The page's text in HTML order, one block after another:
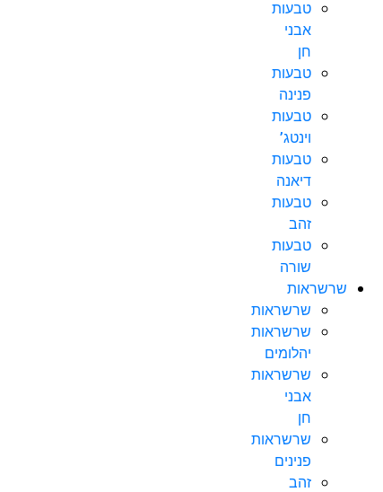
טבעות
אבני
חן
טבעות
פנינה
טבעות
וינטג’
טבעות
דיאנה
טבעות
זהב
טבעות
שורה
שרשראות
שרשראות
שרשראות
יהלומים
שרשראות
אבני
חן
שרשראות
פנינים
זהב